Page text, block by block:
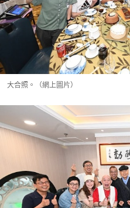
大合照。（網上圖片）